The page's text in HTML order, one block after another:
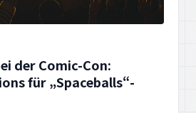
der Comic-Con:
für „Spaceballs“-